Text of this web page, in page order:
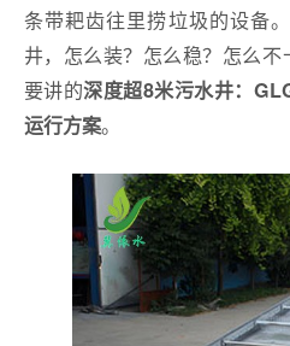
条带耙齿往里捞垃圾的设备
井，怎么装？怎么稳？怎么
要讲的深度超8米污水井：
运行方案。